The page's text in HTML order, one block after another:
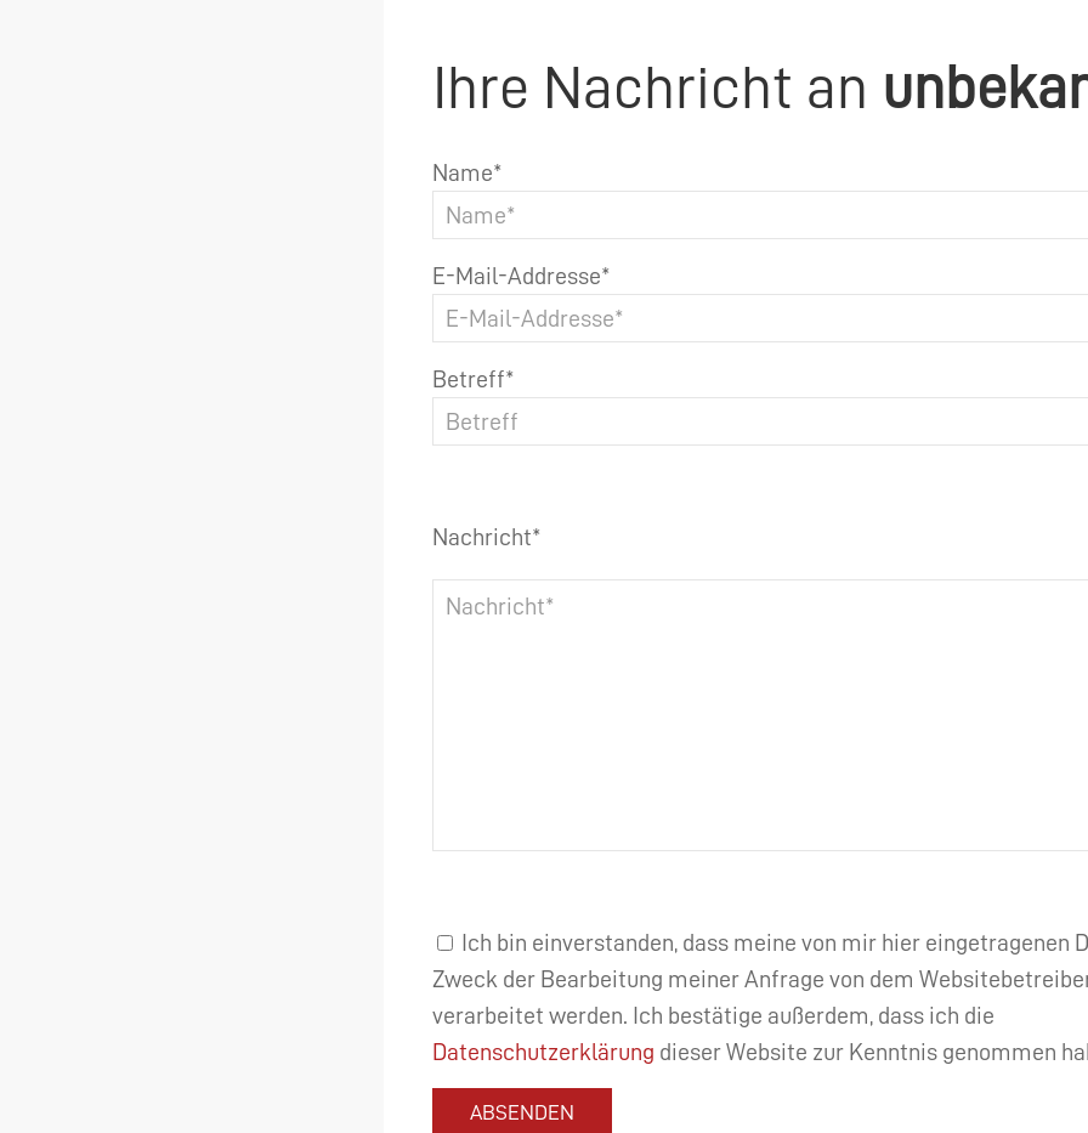
Ihre Nachricht an
Name*
E-Mail-Addresse*
Betreff*
Nachricht*
Ich bin einverstanden, dass meine von mir hier eingetragenen
Zweck der Bearbeitung meiner Anfrage von dem
verarbeitet werden. Ich bestätige außerdem, dass ich die
Datenschutzerklärung dieser Website zur Kenntnis genommen
ABSENDEN